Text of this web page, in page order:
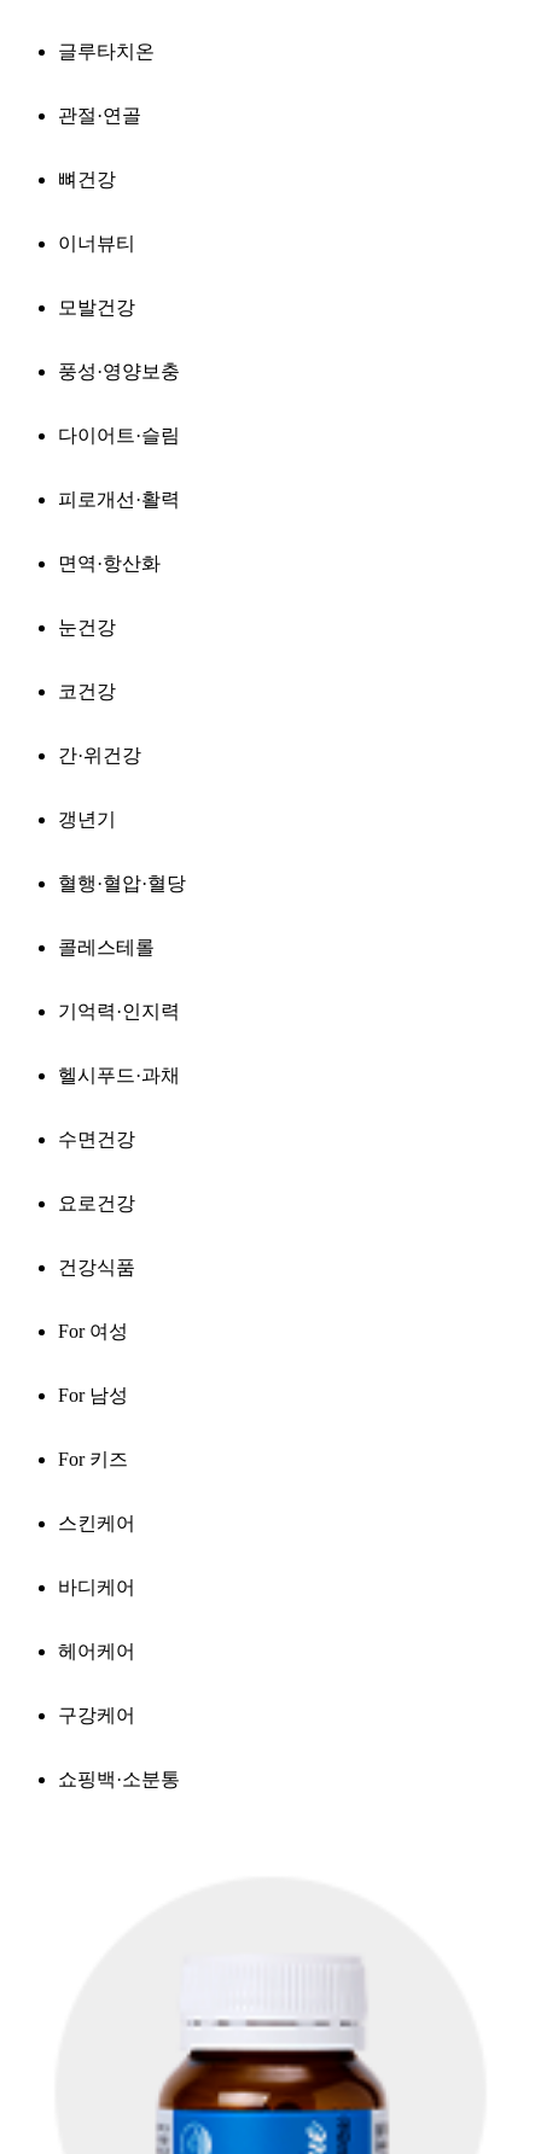
글루타치온
관절·연골
뼈건강
이너뷰티
모발건강
풍성·영양보충
다이어트·슬림
피로개선·활력
면역·항산화
눈건강
코건강
간·위건강
갱년기
혈행·혈압·혈당
콜레스테롤
기억력·인지력
헬시푸드·과채
수면건강
요로건강
건강식품
For 여성
For 남성
For 키즈
스킨케어
바디케어
헤어케어
구강케어
쇼핑백·소분통